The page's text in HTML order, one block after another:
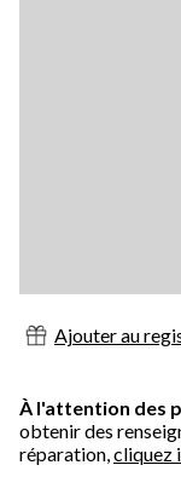
Ajouter au
À l'attention des
obtenir des
réparation,cliquez